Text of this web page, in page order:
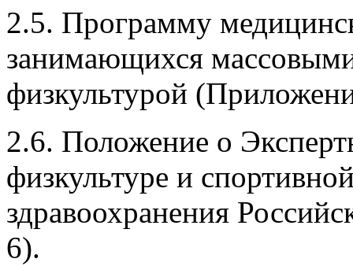
2.5. Программу
занимающихся
физкультурой
2.6. Положение о
физкультуре и
здравоохранения
6).